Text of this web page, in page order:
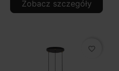
Zobacz szczegóły
favorite_border